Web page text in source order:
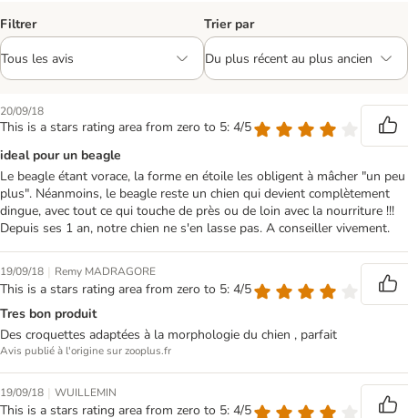
Filtrer Trier par
20/09/18
This is a stars rating area from zero to 5: 4/5
ideal pour un beagle
Le beagle étant vorace, la forme en étoile les obligent à mâcher "un peu
plus". Néanmoins, le beagle reste un chien qui devient complètement
dingue, avec tout ce qui touche de près ou de loin avec la nourriture !!!
Depuis ses 1 an, notre chien ne s'en lasse pas. A conseiller vivement.
19/09/18 | Remy MADRAGORE
This is a stars rating area from zero to 5: 4/5
Tres bon produit
Des croquettes adaptées à la morphologie du chien , parfait
Avis publié à l'origine sur zooplus.fr
19/09/18 | WUILLEMIN
This is a stars rating area from zero to 5: 4/5